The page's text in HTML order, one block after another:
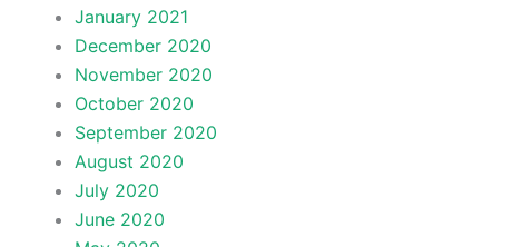
January 2021
December 2020
November 2020
October 2020
September 2020
August 2020
July 2020
June 2020